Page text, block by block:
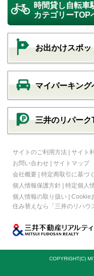
時間貸し自転車
カテゴリーTOP
お出かけスポッ
マイパーキング
三井のリパーク
サイトのご利用方法 | サイト
お問い合わせ | サイトマップ
会社概要 | 特定商取引に基づ
個人情報保護方針 | 特定個人
個人情報の取り扱い | Cookie
住み替えなら
「三井のリハウ
COPYRIGHT(C)